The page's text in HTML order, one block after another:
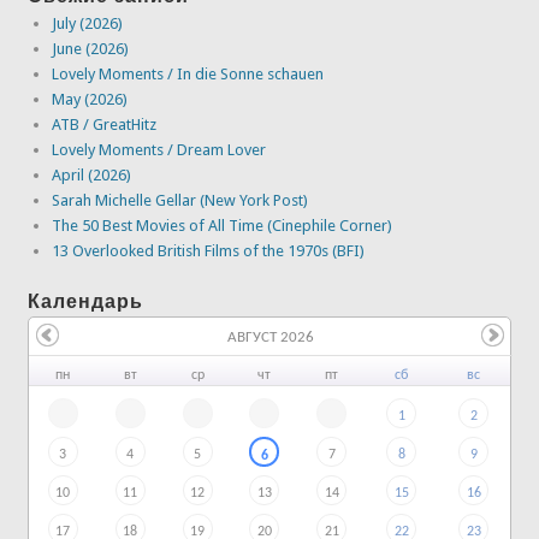
July (2026)
June (2026)
Lovely Moments / In die Sonne schauen
May (2026)
ATB / GreatHitz
Lovely Moments / Dream Lover
April (2026)
Sarah Michelle Gellar (New York Post)
The 50 Best Movies of All Time (Cinephile Corner)
13 Overlooked British Films of the 1970s (BFI)
Календарь
пн вт ср чт пт сб вс
1 2
3 4 5 6 7 8 9
10 11 12 13 14 15 16
17 18 19 20 21 22 23
АВГУСТ 2026